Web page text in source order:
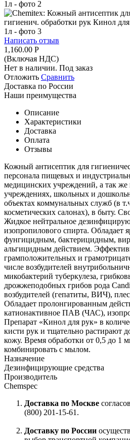
Написать отзыв
1,160.00 Р
(Включая НДС)
Нет в наличии. Под заказ
Отложить Сравнить
Доставка по России
Наши преимущества
Описание
Характеристики
Доставка
Оплата
Отзывы
Кожный антисептик для
персонала пищевых и
медицинских учреждений, а так же
учреждениях, школьных и
объектах коммунальных служб (в
косметических салонах), в быту.
Жидкое нейтральное
изопропилового спирта. Обладает
фунгицидным, бактерицидным,
альгицидным действием.
грамположительных и
числе возбудителей
микобактерий туберкулеза,
дрожжеподобных грибов рода
возбудителей (гепатиты, ВИЧ),
Обладает пролонгированным
катионактивное ПАВ (ЧАС),
Препарат «Кинол для рук» в
кисти рук и тщательно растирают
кожу. Время обработки от 0,5 до 1
комбинировать с мылом.
Назначение
Дезинфицирующие средства
Производитель
Сhemspec
Доставка по Москве
(800) 201-15-61.
Доставку по России